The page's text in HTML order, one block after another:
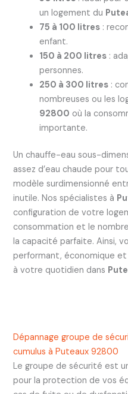
un logement du
75 à 100 litres:
enfant.
150 à 200 litres:
personnes.
250 à 300 litres:
nombreuses ou les
92800 où la
importante.
Un chauffe-eau sous-
assez d’eau chaude pour
modèle surdimensionné
inutile. Nos spécialistes à
configuration de votre
consommation et le
la capacité parfaite. Ainsi,
performant, économique
à votre quotidien dans
Dépannage groupe de
cumulus à Puteaux 92800
Le groupe de sécurité est
pour la protection de vos